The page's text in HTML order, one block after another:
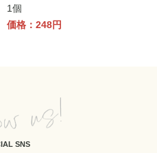
1個
価格：248円
SNS